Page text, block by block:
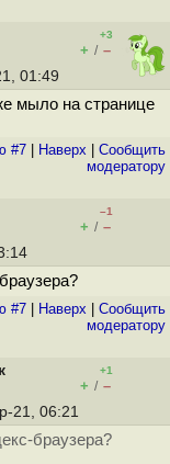
+3
+ / –
01:49
мыло на странице
#7 Наверх
Cообщить
модератору
–1
+ / –
#7 Наверх
Cообщить
модератору
+1
+ / –
21, 06:21
браузера?